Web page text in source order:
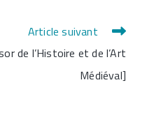
Article suivant
de l’Histoire et de l’Art
Médiéval]